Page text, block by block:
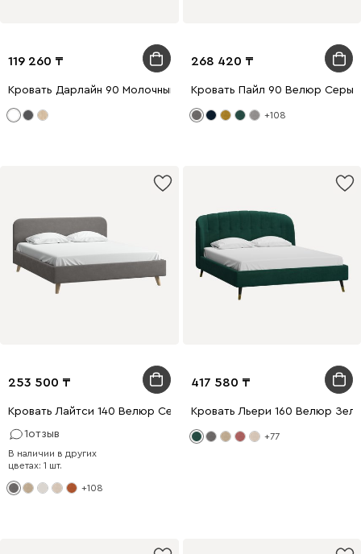
119 260
Кровать Дарлайн 90 Молочный
268 420
Кровать Пайл 90 Велюр Серый
+108
253 500
Кровать Лайтси 140 Велюр Серый
1отзыв
В наличии в других
цветах: 1 шт.
+108
417 580
Кровать Льери 160 Велюр
+77